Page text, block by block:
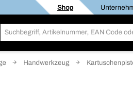
Shop
Handwerkzeug